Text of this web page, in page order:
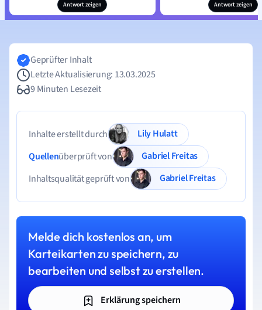
Antwort zeigen Antwort zeigen
Geprüfter Inhalt
Letzte Aktualisierung: 13.03.2025
9 Minuten Lesezeit
Inhalte erstellt durch
Lily Hulatt
Quellenüberprüft von
Gabriel Freitas
Inhaltsqualität geprüft von
Gabriel Freitas
Melde dich kostenlos an, um
Karteikarten zu speichern, zu
bearbeiten und selbst zu erstellen.
Erklärung speichern